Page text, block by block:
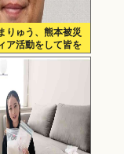
りゅう、熊本被災
ア活動をして皆を